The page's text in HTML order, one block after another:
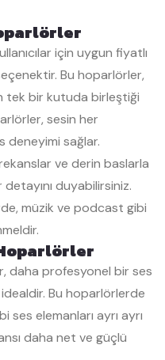
için uygun fiyatlı
Bu hoparlörler,
tek bir kutuda birleştiği
sesin her
deneyimi sağlar.
ve derin baslarla
duyabilirsiniz.
müzik ve podcast gibi
daha profesyonel bir ses
Bu hoparlörlerde
elemanları ayrı ayrı
daha net ve güçlü